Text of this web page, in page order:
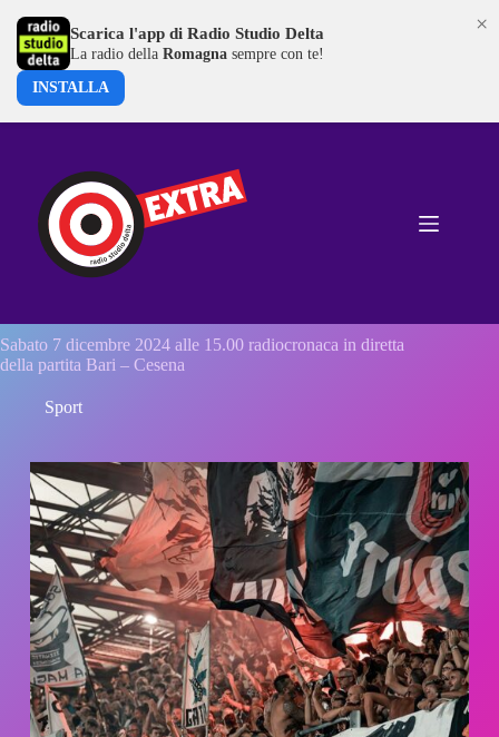
Sabato 7 dicembre 2024 alle 15.00 radiocronaca in diretta
della partita Bari – Cesena
Sport
×
Scarica l'app di Radio Studio Delta
La radio della Romagna sempre con te!
INSTALLA